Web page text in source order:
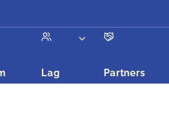
Lag Partners